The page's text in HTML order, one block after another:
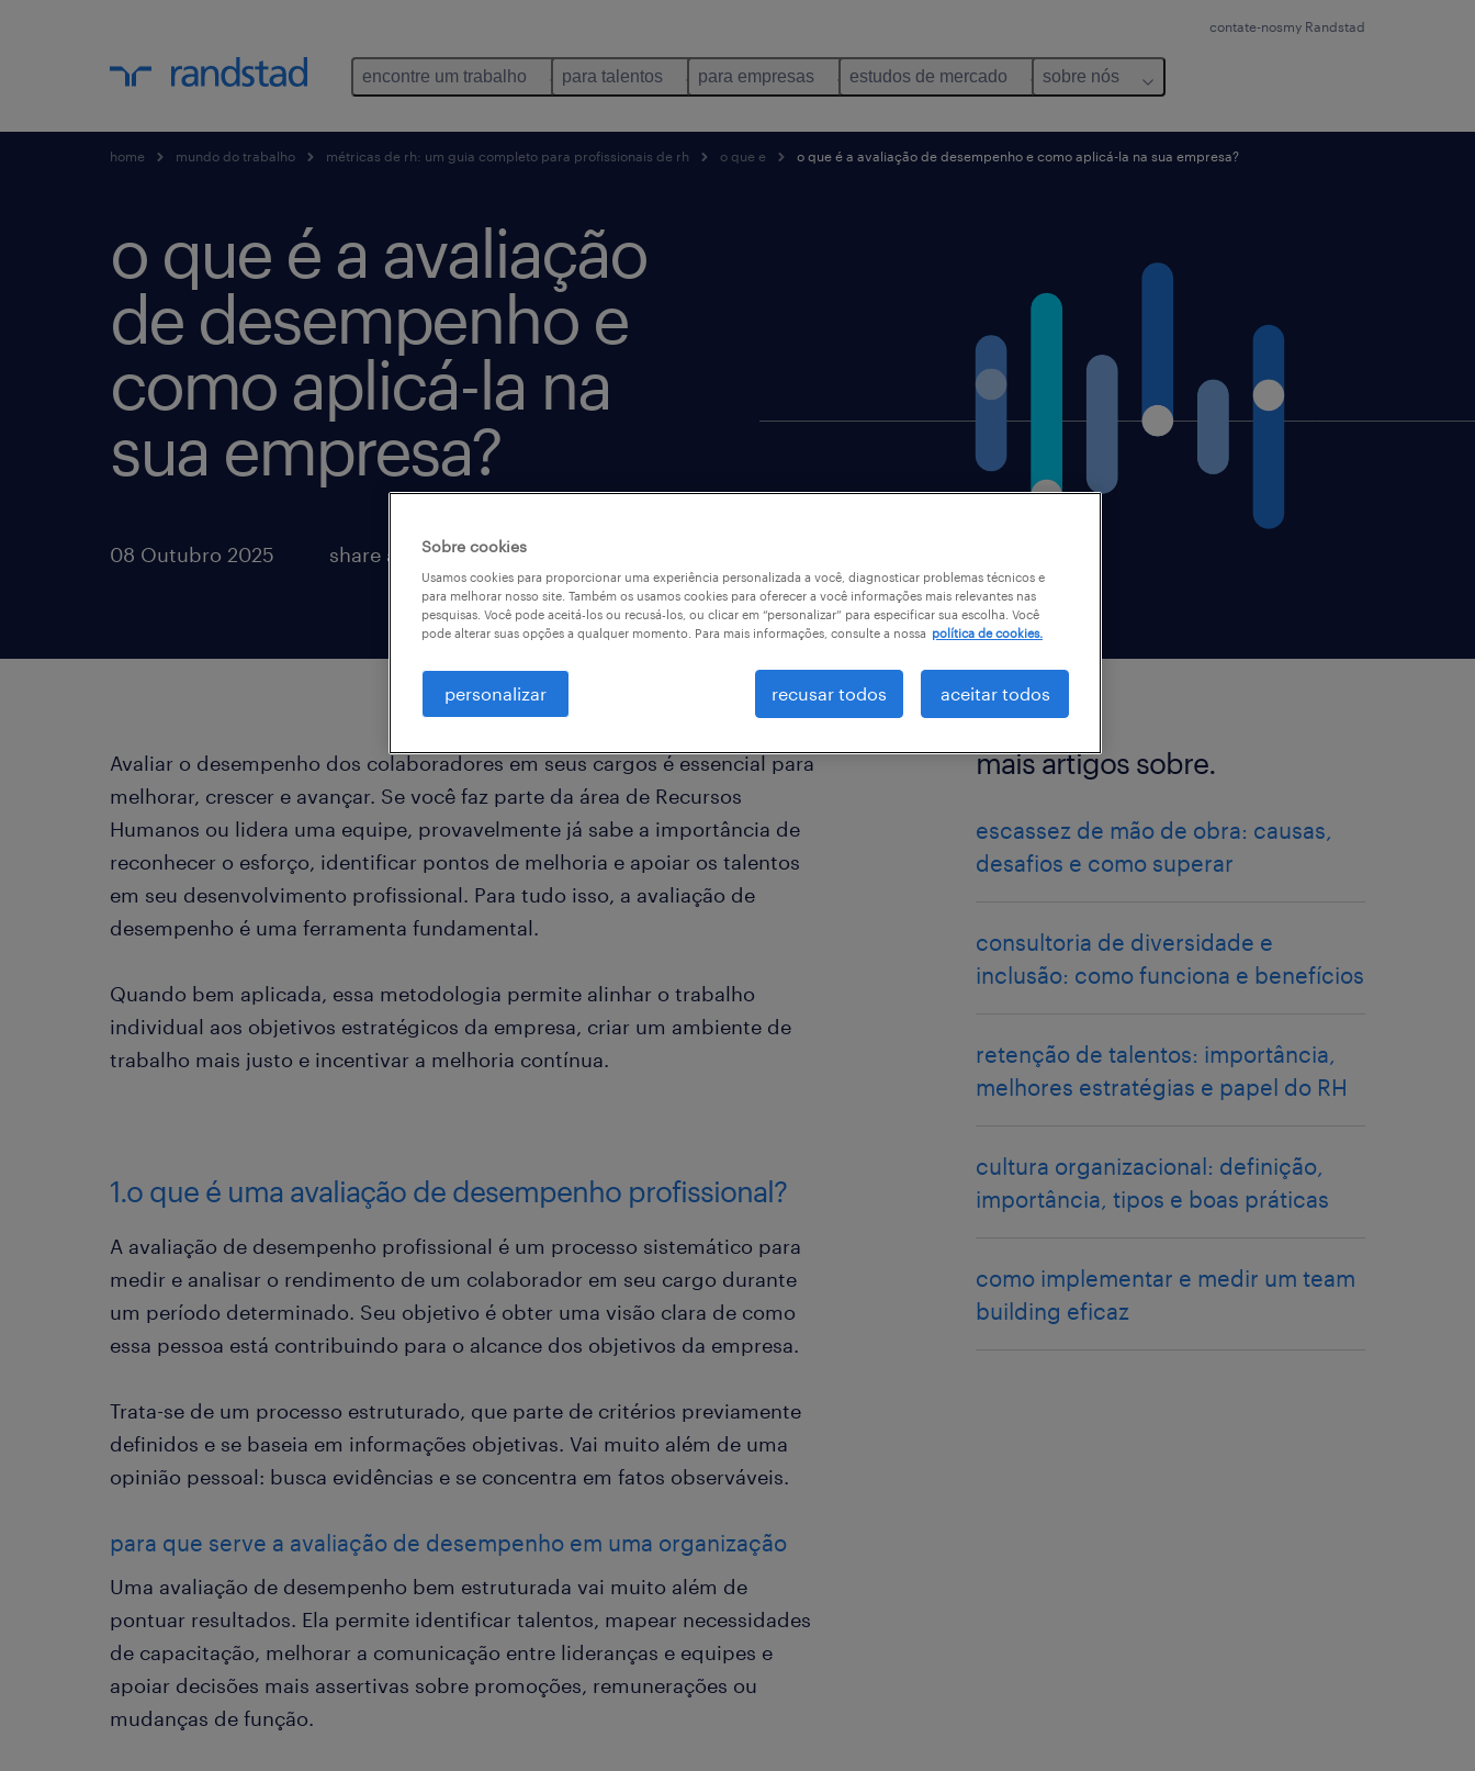
contate-nosmy Randstad
encontre um trabalho para talentos para empresas estudos de mercado sobre nós
home mundo do trabalho métricas de rh: um guia completo para profissionais de rh o que e o que é a avaliação de desempenho e como aplicá-la na sua empresa?
o que é a avaliação
de desempenho e
como aplicá-la na
sua empresa?
08 Outubro 2025 share article:
Avaliar o desempenho dos colaboradores em seus cargos é essencial para
melhorar, crescer e avançar. Se você faz parte da área de Recursos
Humanos ou lidera uma equipe, provavelmente já sabe a importância de
reconhecer o esforço, identificar pontos de melhoria e apoiar os talentos
em seu desenvolvimento profissional. Para tudo isso, a avaliação de
desempenho é uma ferramenta fundamental.
Quando bem aplicada, essa metodologia permite alinhar o trabalho
individual aos objetivos estratégicos da empresa, criar um ambiente de
trabalho mais justo e incentivar a melhoria contínua.
1.o que é uma avaliação de desempenho profissional?
A avaliação de desempenho profissional é um processo sistemático para
medir e analisar o rendimento de um colaborador em seu cargo durante
um período determinado. Seu objetivo é obter uma visão clara de como
essa pessoa está contribuindo para o alcance dos objetivos da empresa.
Trata-se de um processo estruturado, que parte de critérios previamente
definidos e se baseia em informações objetivas. Vai muito além de uma
opinião pessoal: busca evidências e se concentra em fatos observáveis.
para que serve a avaliação de desempenho em uma organização
Uma avaliação de desempenho bem estruturada vai muito além de
pontuar resultados. Ela permite identificar talentos, mapear necessidades
de capacitação, melhorar a comunicação entre lideranças e equipes e
apoiar decisões mais assertivas sobre promoções, remunerações ou
mudanças de função.
mais artigos sobre.
escassez de mão de obra: causas,
desafios e como superar
consultoria de diversidade e
inclusão: como funciona e benefícios
retenção de talentos: importância,
melhores estratégias e papel do RH
cultura organizacional: definição,
importância, tipos e boas práticas
como implementar e medir um team
building eficaz
Sobre cookies
Usamos cookies para proporcionar uma experiência personalizada a você, diagnosticar problemas técnicos e
para melhorar nosso site. Também os usamos cookies para oferecer a você informações mais relevantes nas
pesquisas. Você pode aceitá-los ou recusá-los, ou clicar em “personalizar” para especificar sua escolha. Você
pode alterar suas opções a qualquer momento. Para mais informações, consulte a nossa política de cookies.
personalizar recusar todos aceitar todos